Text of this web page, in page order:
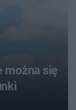
można się